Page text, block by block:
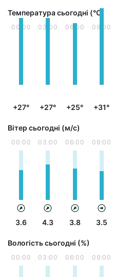
Температура сьогодні (°С)
00:00
+27°
03:00
+27°
06:00
+25°
09:00
+31°
Вітер сьогодні (м/с)
00:00
3.6
03:00
4.3
06:00
3.8
09:00
3.5
Вологість сьогодні (%)
00:00 03:00 06:00 09:00